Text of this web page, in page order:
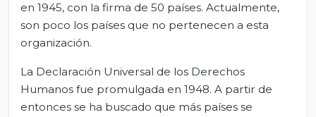
en 1945, con la firma de 50 países. Actualmente,
son poco los países que no pertenecen a esta
organización.
La Declaración Universal de los Derechos
Humanos fue promulgada en 1948. A partir de
entonces se ha buscado que más países se